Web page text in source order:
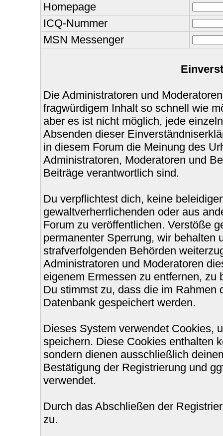
Homepage
ICQ-Nummer
MSN Messenger
Die Administratoren und
fragwürdigem Inhalt so schnell wie
aber es ist nicht möglich, jede
Absenden dieser
in diesem Forum die Meinung des
Administratoren, Moderatoren und
Beiträge verantwortlich sind.
Du verpflichtest dich, keine
gewaltverherrlichenden oder aus
Forum zu veröffentlichen. Verstöße
permanenter Sperrung, wir behalten
strafverfolgenden Behörden
Administratoren und Moderatoren
eigenem Ermessen zu entfernen, zu
Du stimmst zu, dass die im Rahmen
Datenbank gespeichert werden.
Dieses System verwendet Cookies,
speichern. Diese Cookies enthalten
sondern dienen ausschließlich
Bestätigung der Registrierung und
verwendet.
Durch das Abschließen der
zu.